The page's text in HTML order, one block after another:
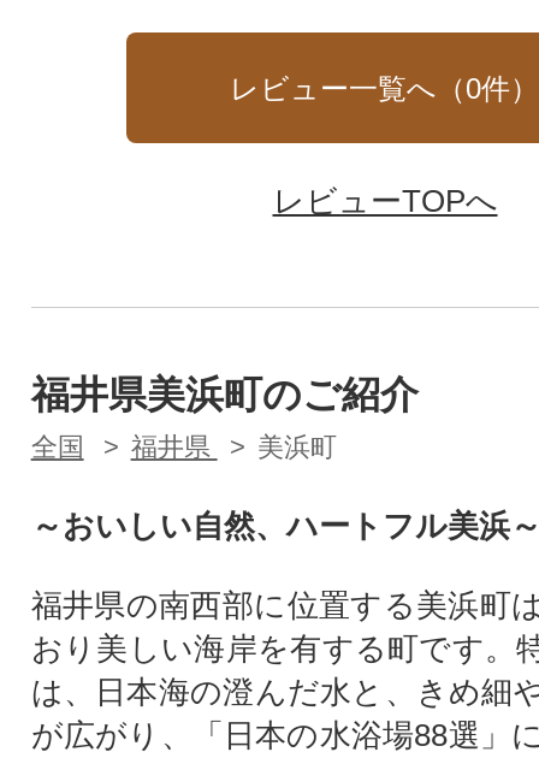
レビュー一覧へ（0件）
レビューTOPへ
福井県美浜町のご紹介
全国 福井県 美浜町
～おいしい自然、ハートフル美浜
福井県の南西部に位置する美浜町
おり美しい海岸を有する町です。
は、日本海の澄んだ水と、きめ細
が広がり、「日本の水浴場88選」